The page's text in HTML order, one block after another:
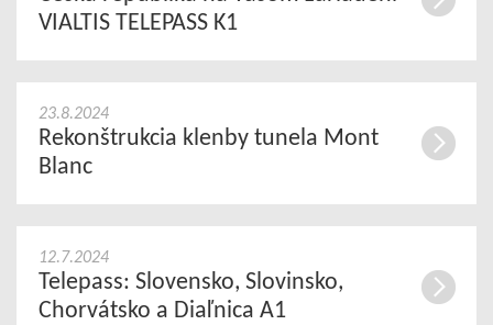
VIALTIS TELEPASS K1
23.8.2024
Rekonštrukcia klenby tunela Mont
Blanc
12.7.2024
Telepass: Slovensko, Slovinsko,
Chorvátsko a Diaľnica A1